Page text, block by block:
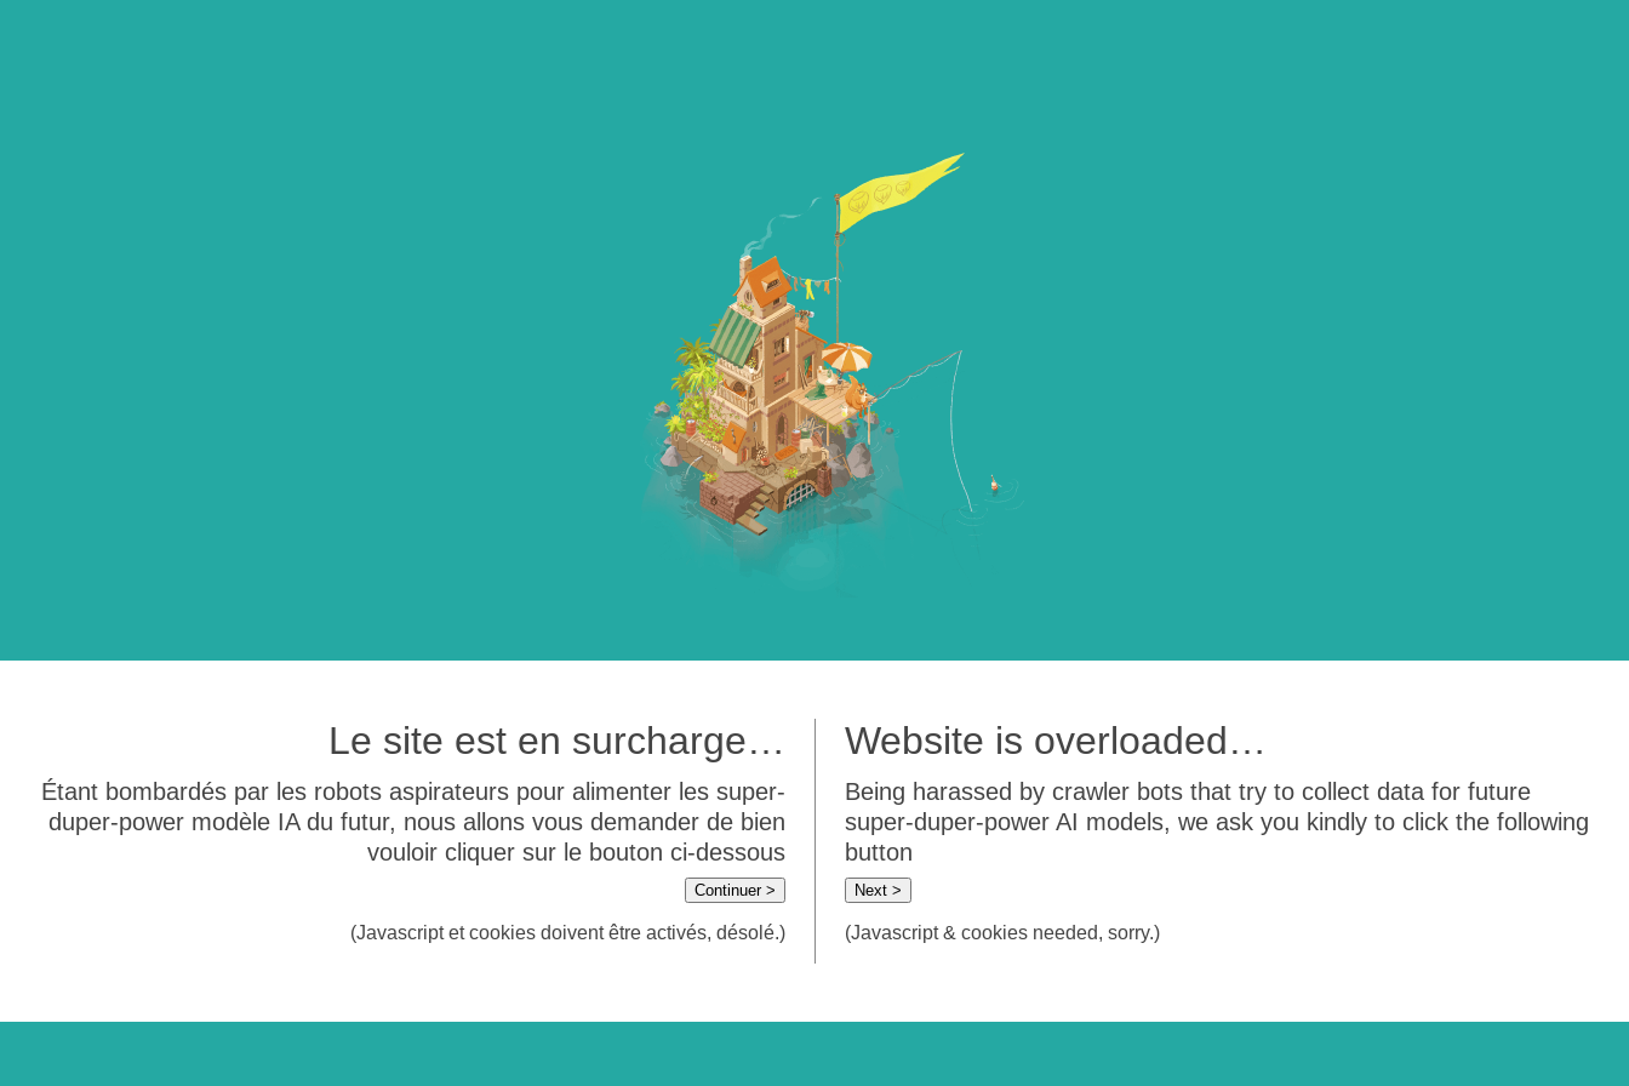
Le site est en surcharge…
Étant bombardés par les robots aspirateurs pour alimenter les super-
duper-power modèle IA du futur, nous allons vous demander de bien
vouloir cliquer sur le bouton ci-dessous
Continuer >
(Javascript et cookies doivent être activés, désolé.)
Website is overloaded…
Being harassed by crawler bots that try to collect data for future
super-duper-power AI models, we ask you kindly to click the following
button
Next >
(Javascript & cookies needed, sorry.)